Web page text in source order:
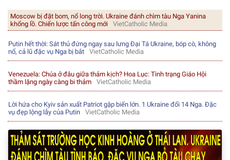
Moscow bị đặt bom, nổ long trời. Ukraine đánh chìm tàu Nga Yanina
khổng lồ. Chiến lược tấn công mới
VietCatholic Media
Putin hết thời: Sát thủ đứng ngay sau lưng Đại Tá Ukraine, bóp cò, không
nổ, cả lũ đặc vụ Nga bị bắt
VietCatholic Media
Venezuela: Chúa ở đâu giữa thảm kịch? Hoa Lục: Tình trạng Giáo Hội
thầm lặng ngày càng bi thảm
VietCatholic Media
Lời hứa cho Kyiv sản xuất Patriot gặp biến lớn. 1 Ukraine đổi 14 Nga. Đặc
vụ đẹp lộng lẫy của Putin
VietCatholic Media